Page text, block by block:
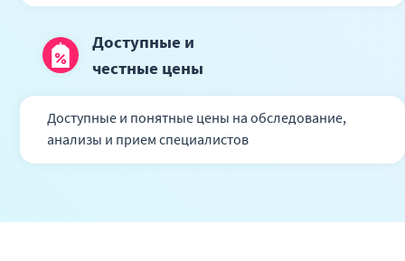
Доступные и
честные цены
Доступные и понятные цены на обследование,
анализы и прием специалистов